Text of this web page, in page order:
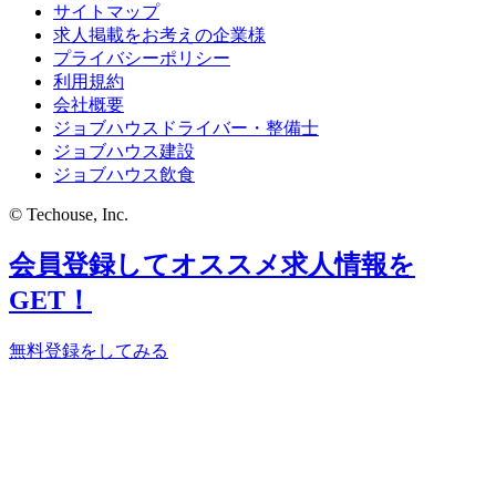
サイトマップ
求人掲載をお考えの企業様
プライバシーポリシー
利用規約
会社概要
ジョブハウスドライバー・整備士
ジョブハウス建設
ジョブハウス飲食
© Techouse, Inc.
会員登録してオススメ求人情報を
GET！
無料登録をしてみる